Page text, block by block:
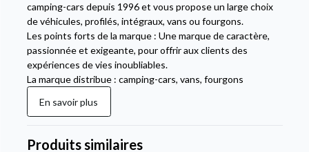
camping-cars depuis 1996 et vous propose un large choix
de véhicules, profilés, intégraux, vans ou fourgons.
Les points forts de la marque : Une marque de caractère,
passionnée et exigeante, pour offrir aux clients des
expériences de vies inoubliables.
La marque distribue : camping-cars, vans, fourgons
En savoir plus
Produits similaires